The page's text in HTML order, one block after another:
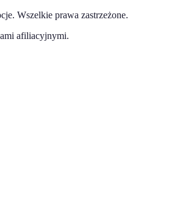
. Wszelkie prawa zastrzeżone.
afiliacyjnymi.